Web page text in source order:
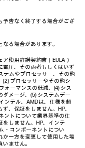
予告なく終了する場合がござ
る場合があります。
使用許諾契約書（EULA）
電圧、その両者もしくはいず
テムやプロセッサー、その他
プロセッサーやその他シ
ォーマンスの低減、(4) シス
メージ、(5) システムデー
ンテル、AMDは、仕様を超
、保証をしません。HP、
ントについて業界基準の仕
しません。HP、インテ
・コンポーネントについ
か一方を変更して使用した場
ません。